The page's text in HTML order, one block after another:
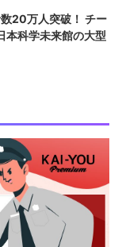
20万人突破！ チー
本科学未来館の大型